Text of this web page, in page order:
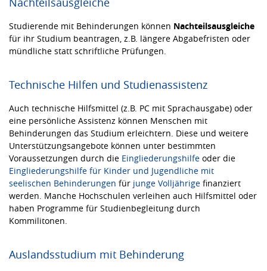
Studierende mit Behinderungen können Nachteilsausgleiche
für ihr Studium beantragen, z.B. längere Abgabefristen oder
mündliche statt schriftliche Prüfungen.
Technische Hilfen und Studienassistenz
Auch technische Hilfsmittel (z.B. PC mit Sprachausgabe) oder
eine persönliche Assistenz können Menschen mit
Behinderungen das Studium erleichtern. Diese und weitere
Unterstützungsangebote können unter bestimmten
Voraussetzungen durch die Eingliederungshilfe oder die
Eingliederungshilfe für Kinder und Jugendliche mit
seelischen Behinderungen für junge Volljährige finanziert
werden. Manche Hochschulen verleihen auch Hilfsmittel oder
haben Programme für Studienbegleitung durch
Kommilitonen.
Auslandsstudium mit Behinderung